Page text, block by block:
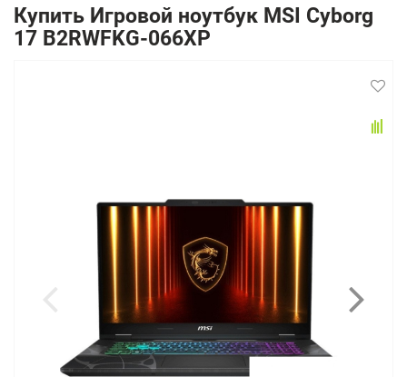
Гарантия
infobelm.by@yandex.ru
Купить Игровой ноутбук MSI Cyborg
17 B2RWFKG-066XP